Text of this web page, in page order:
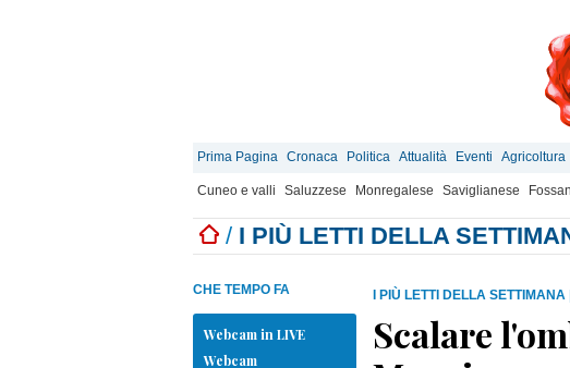
Prima Pagina Cronaca Politica Attualità Eventi Agricoltura
Cuneo e valli Saluzzese Monregalese Saviglianese
/ I PIÙ LETTI DELLA
CHE TEMPO FA
Webcam in LIVE
Webcam
I PIÙ LETTI DELLA SETTIMANA
Scalare